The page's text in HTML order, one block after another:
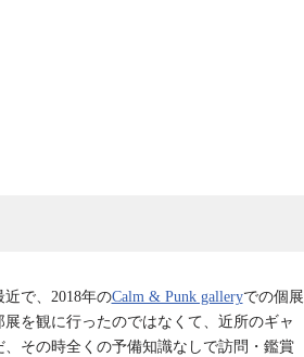
で、2018年のCalm & Punk galleryでの個展
を観に行ったのではなくて、近所のギャ
その時全くの予備知識なしで訪問・鑑賞